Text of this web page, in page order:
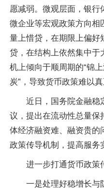
愿减弱。微观层面，银
微企业等宏观政策方向相
量上惜贷，在期限上偏好
贷，在结构上依然集中于
机上倾向于顺周期的“锦
炭”，导致货币政策难以真
近日，国务院金融稳
议，提出在流动性总量保
体经济融资难、融资贵的
政策传导机制，提高服务
进一步打通货币政策
一是处理好稳增长与